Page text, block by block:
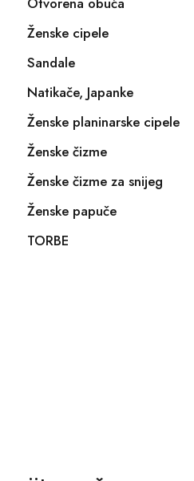
Ženske cipele
Sandale
Natikače, Japanke
Ženske planinarske cipele
Ženske čizme
Ženske čizme za snijeg
Ženske papuče
TORBE